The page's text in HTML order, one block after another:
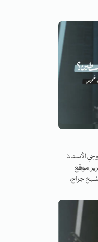
فريدة في
اللحظة
-صلى الله
الأول.
الأستاذ
موقع
جراح،
الممكنة. بين
الكلمات
وممكناتها